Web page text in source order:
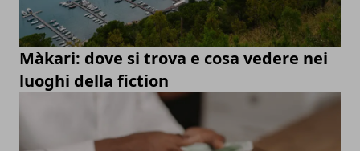
Màkari: dove si trova e cosa vedere nei
luoghi della fiction